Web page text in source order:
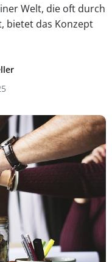
Welt, die oft durch
bietet das Konzept